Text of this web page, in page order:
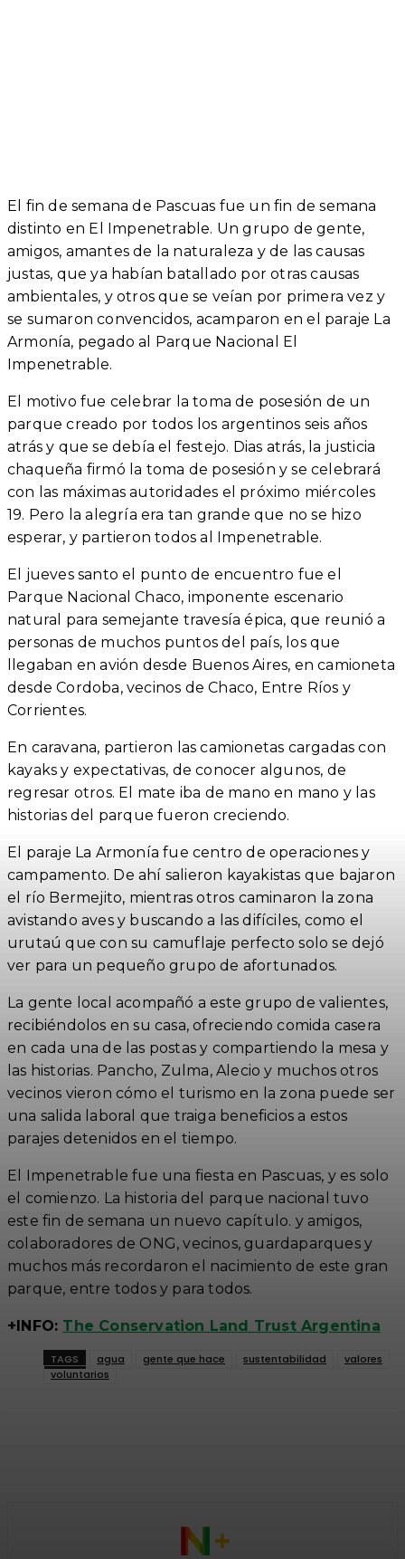
El fin de semana de Pascuas fue un fin de semana
distinto en El Impenetrable. Un grupo de gente,
amigos, amantes de la naturaleza y de las causas
justas, que ya habían batallado por otras causas
ambientales, y otros que se veían por primera vez y
se sumaron convencidos, acamparon en el paraje La
Armonía, pegado al Parque Nacional El
Impenetrable.
El motivo fue celebrar la toma de posesión de un
parque creado por todos los argentinos seis años
atrás y que se debía el festejo. Dias atrás, la justicia
chaqueña firmó la toma de posesión y se celebrará
con las máximas autoridades el próximo miércoles
19. Pero la alegría era tan grande que no se hizo
esperar, y partieron todos al Impenetrable.
El jueves santo el punto de encuentro fue el
Parque Nacional Chaco, imponente escenario
natural para semejante travesía épica, que reunió a
personas de muchos puntos del país, los que
llegaban en avión desde Buenos Aires, en camioneta
desde Cordoba, vecinos de Chaco, Entre Ríos y
Corrientes.
En caravana, partieron las camionetas cargadas con
kayaks y expectativas, de conocer algunos, de
regresar otros. El mate iba de mano en mano y las
historias del parque fueron creciendo.
El paraje La Armonía fue centro de operaciones y
campamento. De ahí salieron kayakistas que bajaron
el río Bermejito, mientras otros caminaron la zona
avistando aves y buscando a las difíciles, como el
urutaú que con su camuflaje perfecto solo se dejó
ver para un pequeño grupo de afortunados.
La gente local acompañó a este grupo de valientes,
recibiéndolos en su casa, ofreciendo comida casera
en cada una de las postas y compartiendo la mesa y
las historias. Pancho, Zulma, Alecio y muchos otros
vecinos vieron cómo el turismo en la zona puede ser
una salida laboral que traiga beneficios a estos
parajes detenidos en el tiempo.
El Impenetrable fue una fiesta en Pascuas, y es solo
el comienzo. La historia del parque nacional tuvo
este fin de semana un nuevo capítulo. y amigos,
colaboradores de ONG, vecinos, guardaparques y
muchos más recordaron el nacimiento de este gran
parque, entre todos y para todos.
+INFO: The Conservation Land Trust Argentina
TAGS agua gente que hace sustentabilidad
valores
voluntarios